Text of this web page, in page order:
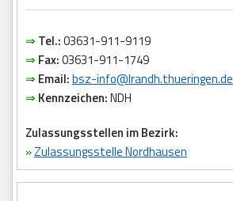
⇒ Tel.:03631-911-9119
⇒ Fax:03631-911-1749
⇒ Email:bsz-info@lrandh.thueringen.de
⇒ Kennzeichen:NDH
Zulassungsstellen im Bezirk:
»Zulassungsstelle Nordhausen